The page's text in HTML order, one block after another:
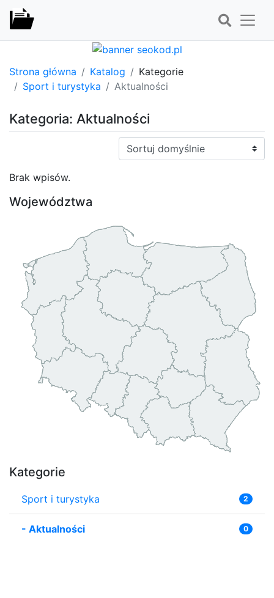
Strona główna Katalog
Kategorie
Sport i turystyka
Aktualności
Kategoria: Aktualności
Sortuj:
Brak wpisów.
Województwa
Kategorie
Sport i turystyka 2
- Aktualności 0